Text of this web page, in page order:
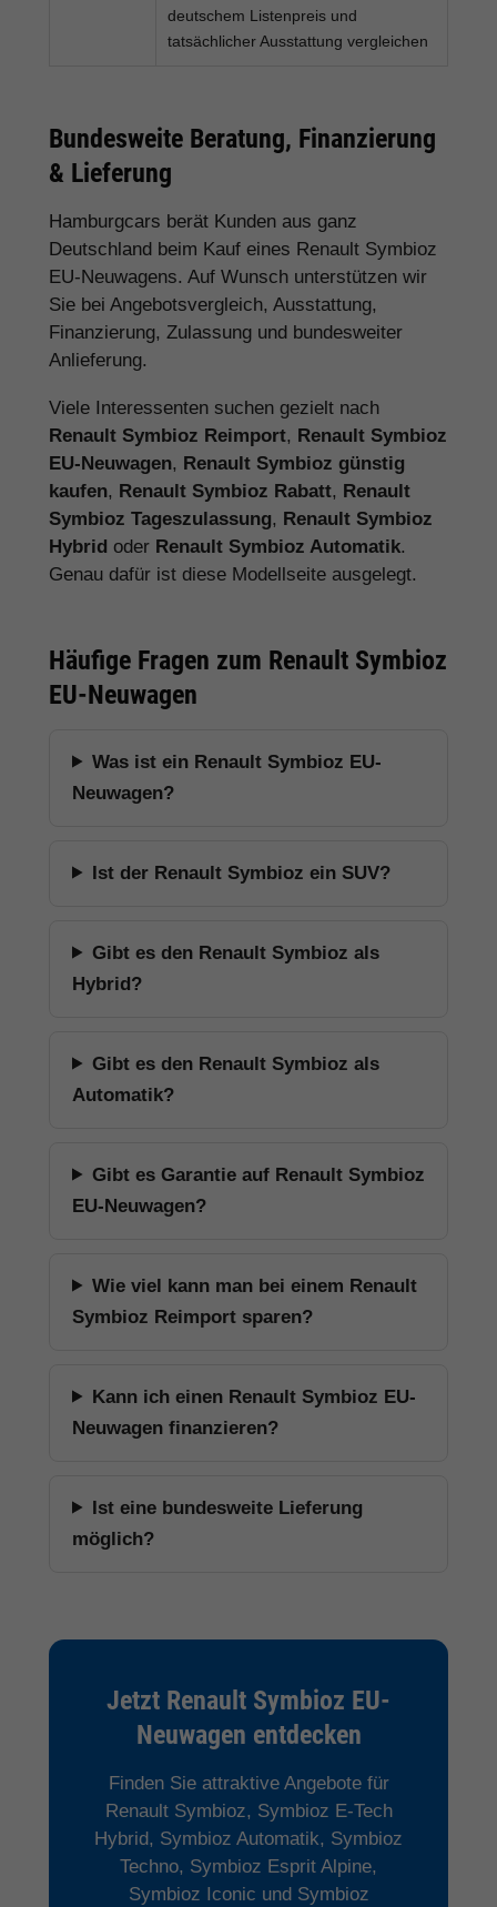
deutschem Listenpreis und
tatsächlicher Ausstattung vergleichen
Bundesweite Beratung, Finanzierung
& Lieferung
Hamburgcars berät Kunden aus ganz
Deutschland beim Kauf eines Renault Symbioz
EU-Neuwagens. Auf Wunsch unterstützen wir
Sie bei Angebotsvergleich, Ausstattung,
Finanzierung, Zulassung und bundesweiter
Anlieferung.
Viele Interessenten suchen gezielt nach
Renault Symbioz Reimport, Renault Symbioz
EU-Neuwagen, Renault Symbioz günstig
kaufen, Renault Symbioz Rabatt, Renault
Symbioz Tageszulassung, Renault Symbioz
Hybrid oder Renault Symbioz Automatik.
Genau dafür ist diese Modellseite ausgelegt.
Häufige Fragen zum Renault Symbioz
EU-Neuwagen
Was ist ein Renault Symbioz EU-
Neuwagen?
Ist der Renault Symbioz ein SUV?
Gibt es den Renault Symbioz als
Hybrid?
Gibt es den Renault Symbioz als
Automatik?
Gibt es Garantie auf Renault Symbioz
EU-Neuwagen?
Wie viel kann man bei einem Renault
Symbioz Reimport sparen?
Kann ich einen Renault Symbioz EU-
Neuwagen finanzieren?
Ist eine bundesweite Lieferung
möglich?
Jetzt Renault Symbioz EU-
Neuwagen entdecken
Finden Sie attraktive Angebote für
Renault Symbioz, Symbioz E-Tech
Hybrid, Symbioz Automatik, Symbioz
Techno, Symbioz Esprit Alpine,
Symbioz Iconic und Symbioz